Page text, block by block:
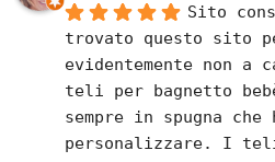
Sito
trovato questo sito
evidentemente non a
teli per bagnetto
sempre in spugna
personalizzare. I